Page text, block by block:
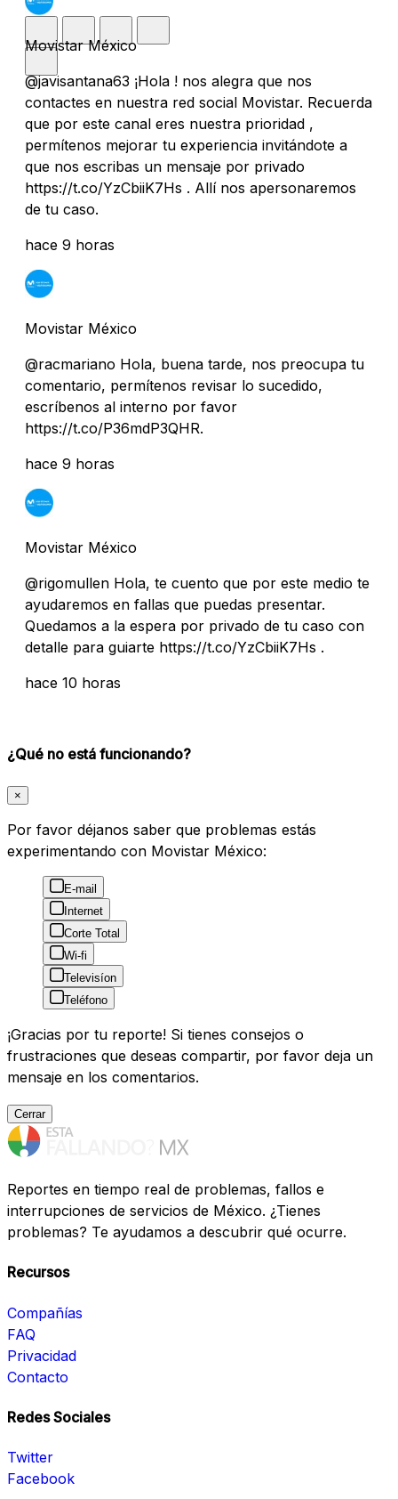
Movistar México
@javisantana63 ¡Hola ! nos alegra que nos
contactes en nuestra red social Movistar. Recuerda
que por este canal eres nuestra prioridad ,
permítenos mejorar tu experiencia invitándote a
que nos escribas un mensaje por privado
https://t.co/YzCbiiK7Hs . Allí nos apersonaremos
de tu caso.
hace 9 horas
Movistar México
@racmariano Hola, buena tarde, nos preocupa tu
comentario, permítenos revisar lo sucedido,
escríbenos al interno por favor
https://t.co/P36mdP3QHR.
hace 9 horas
Movistar México
@rigomullen Hola, te cuento que por este medio te
ayudaremos en fallas que puedas presentar.
Quedamos a la espera por privado de tu caso con
detalle para guiarte https://t.co/YzCbiiK7Hs .
hace 10 horas
¿Qué no está funcionando?
×
Por favor déjanos saber que problemas estás
experimentando con Movistar México:
E-mail
Internet
Corte Total
Wi-fi
Televisíon
Teléfono
¡Gracias por tu reporte! Si tienes consejos o
frustraciones que deseas compartir, por favor deja un
mensaje en los comentarios.
Cerrar
Reportes en tiempo real de problemas, fallos e
interrupciones de servicios de México. ¿Tienes
problemas? Te ayudamos a descubrir qué ocurre.
Recursos
Compañías
FAQ
Privacidad
Contacto
Redes Sociales
Twitter
Facebook